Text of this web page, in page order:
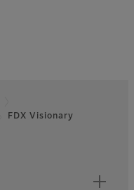
FDX Visionary